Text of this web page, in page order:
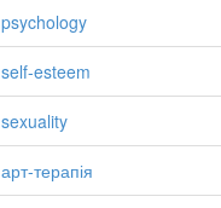
psychology
self-esteem
sexuality
арт-терапія